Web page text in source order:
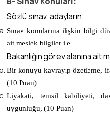
Sözlü sınav, adayların;
Sınav konularına ilişkin bilgi
ait meslek bilgiler ile
Bakanlığın görev alanına
Bir konuyu kavrayıp özetleme,
(10 Puan)
Liyakati, temsil kabiliyeti,
uygunluğu, (10 Puan)